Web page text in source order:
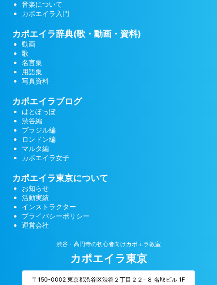
音楽について
カポエイラ入門
カポエイラ辞典(歌・動画・資料)
動画
歌
名言集
用語集
写真資料
カポエイラブログ
はとぽっぽ
渋谷編
ブラジル編
ロンドン編
マルタ編
カポエイラ女子
カポエイラ東京について
お知らせ
活動実績
インストラクター
プライバシーポリシー
運営会社
渋谷・高円寺の初心者向けカポエラ教室
カポエイラ東京
〒150-0002 東京都渋谷区渋谷２丁目２２−８ 名取ビル 1F